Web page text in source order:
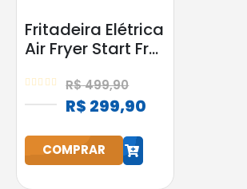
h
Fritadeira Elétrica
Air Fryer Start Fry
PretaR$499,90
R$ 299,90
COMPRAR